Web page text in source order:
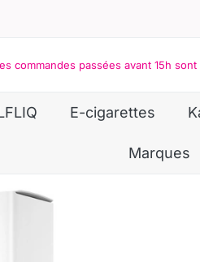
commandes passées avant 15h
E-cigarettes
Marques